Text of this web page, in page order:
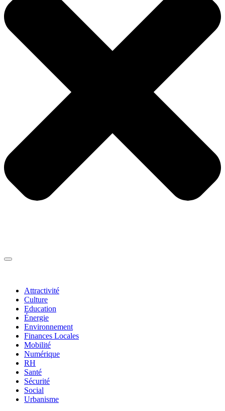
Attractivité
Culture
Education
Énergie
Environnement
Finances Locales
Mobilité
Numérique
RH
Santé
Sécurité
Social
Urbanisme